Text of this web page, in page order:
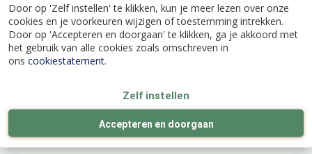
Door op 'Zelf instellen' te klikken, kun je meer lezen over onze
cookies en je voorkeuren wijzigen of toestemming intrekken.
Door op 'Accepteren en doorgaan' te klikken, ga je akkoord met
het gebruik van alle cookies zoals omschreven in
ons cookiestatement.
Zelf instellen
Accepteren en doorgaan
Specificaties
Pokon